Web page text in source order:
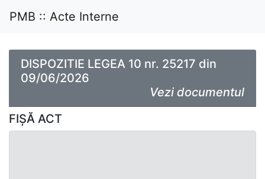
PMB :: Acte Interne
DISPOZITIE LEGEA 10 nr. 25217 din
09/06/2026
Vezi documentul
FIȘĂ ACT